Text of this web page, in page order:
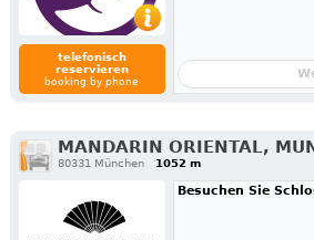
telefonisch
reservieren
booking by phone
MANDARIN ORIENTAL,
80331 München 1052 m
Besuchen Sie